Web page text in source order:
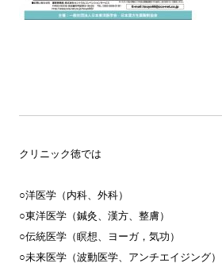
クリニック徳では
○洋医学（内科、外科）
○東洋医学（鍼灸、漢方、整膚）
○伝統医学（瞑想、ヨーガ，気功）
○未来医学（波動医学、アンチエイジング）